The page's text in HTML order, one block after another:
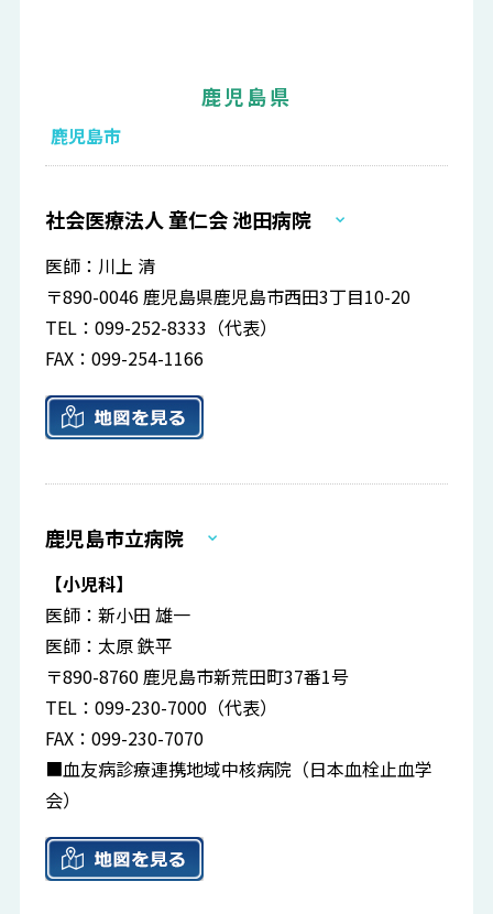
鹿児島県
鹿児島市
社会医療法人 童仁会 池田病院
医師：川上 清
〒890-0046 鹿児島県鹿児島市西田3丁目10-20
TEL：099-252-8333（代表）
FAX：099-254-1166
鹿児島市立病院
【小児科】
医師：新小田 雄一
医師：太原 鉄平
〒890-8760 鹿児島市新荒田町37番1号
TEL：099-230-7000（代表）
FAX：099-230-7070
■血友病診療連携地域中核病院（日本血栓止血学
会）